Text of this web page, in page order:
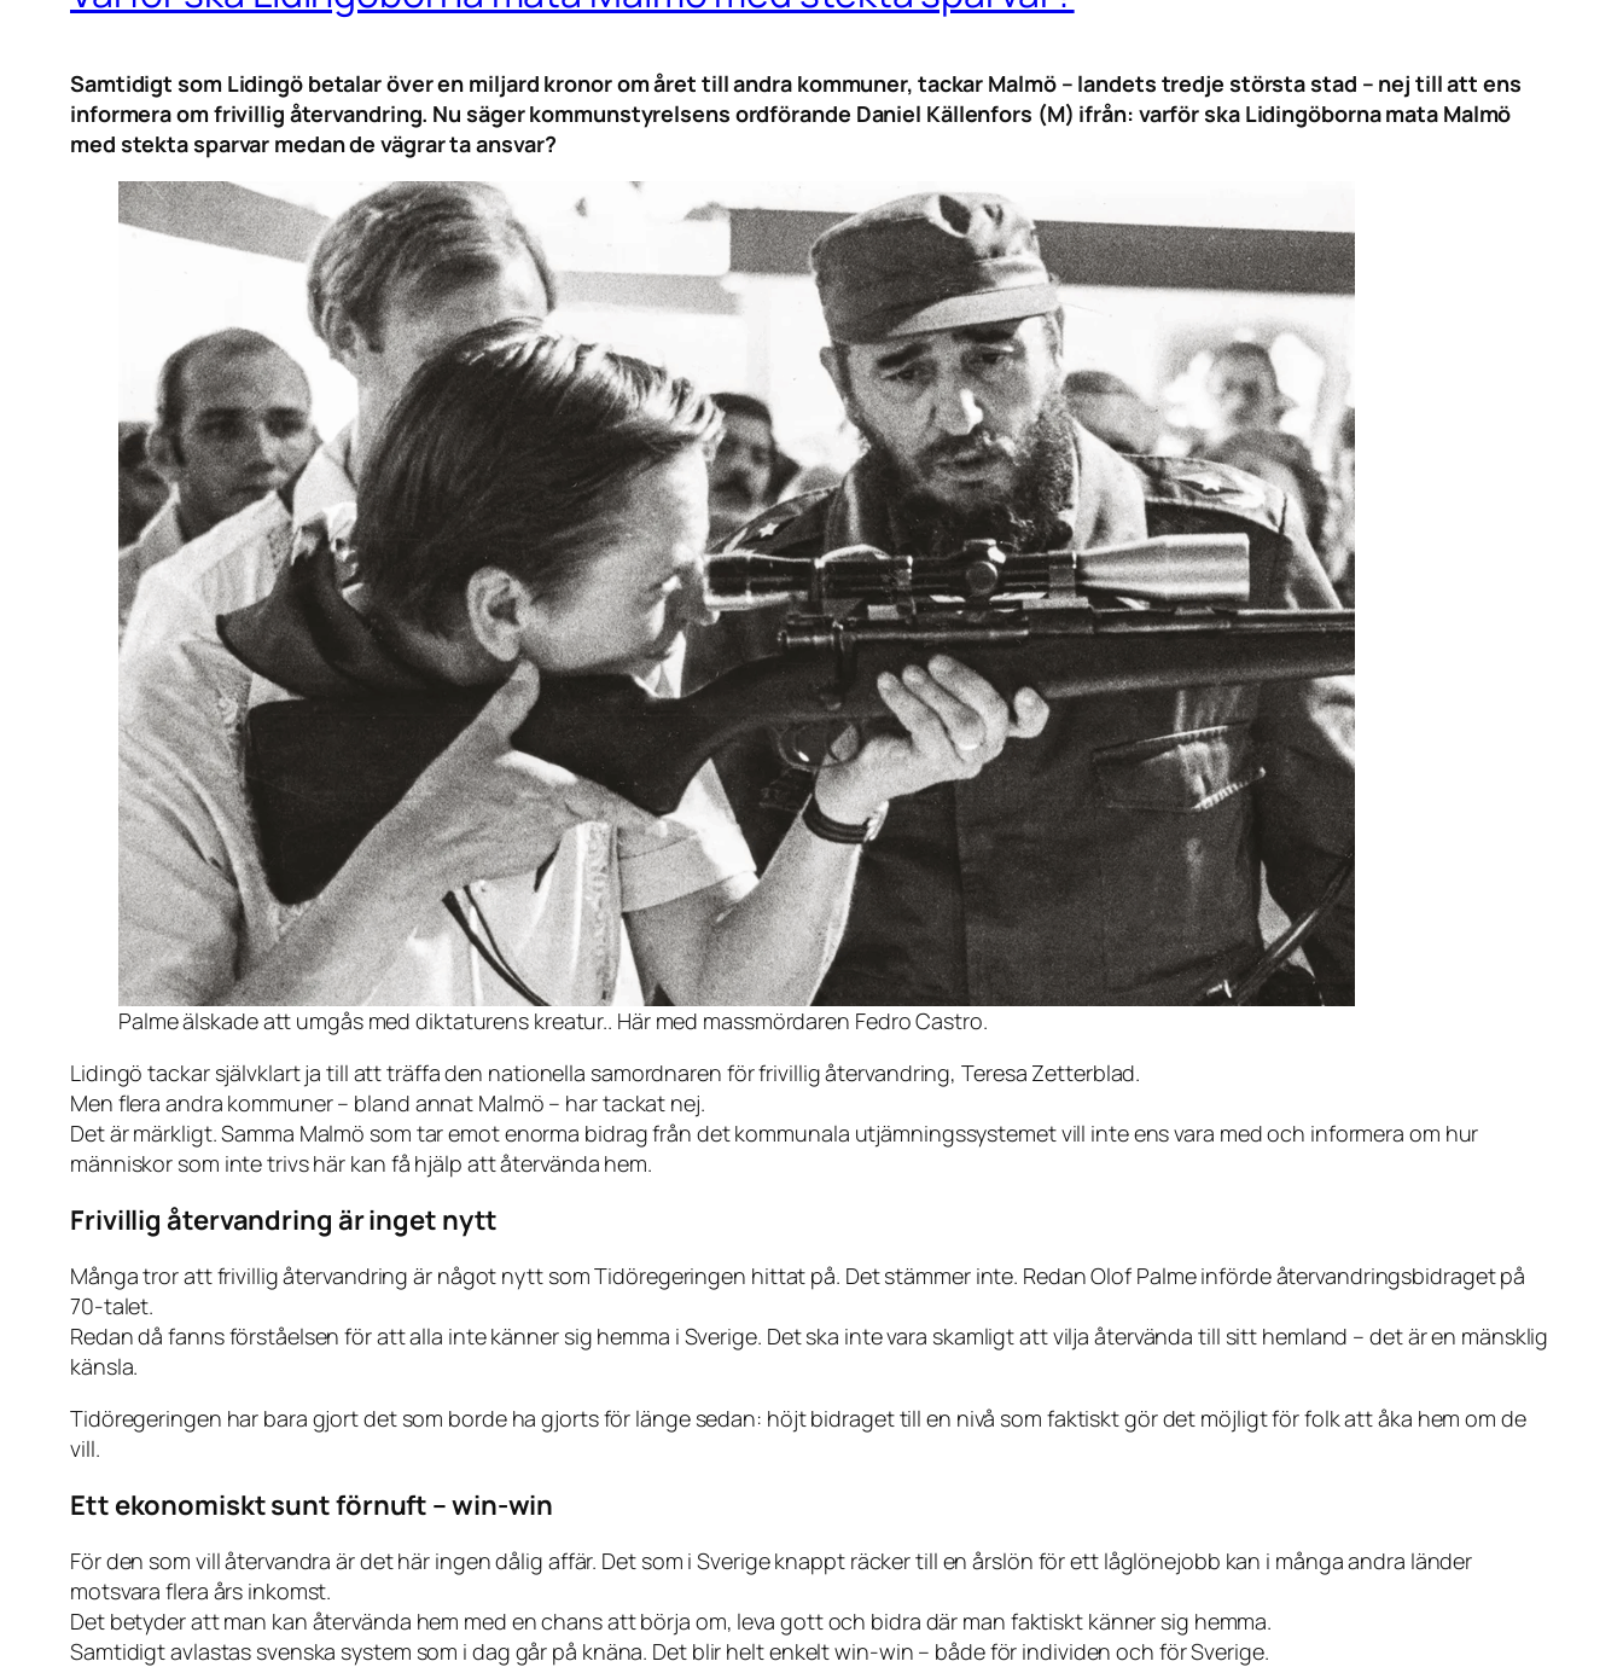
Samtidigt som Lidingö betalar över en miljard kronor om året till andra kommuner, tackar Malmö – landets tredje största stad – nej till att ens
informera om frivillig återvandring. Nu säger kommunstyrelsens ordförande Daniel Källenfors (M) ifrån: varför ska Lidingöborna mata Malmö
med stekta sparvar medan de vägrar ta ansvar?
Palme älskade att umgås med diktaturens kreatur.. Här med massmördaren Fedro Castro.
Lidingö tackar självklart ja till att träffa den nationella samordnaren för frivillig återvandring, Teresa Zetterblad.
Men flera andra kommuner – bland annat Malmö – har tackat nej.
Det är märkligt. Samma Malmö som tar emot enorma bidrag från det kommunala utjämningssystemet vill inte ens vara med och informera om hur
människor som inte trivs här kan få hjälp att återvända hem.
Frivillig återvandring är inget nytt
Många tror att frivillig återvandring är något nytt som Tidöregeringen hittat på. Det stämmer inte. Redan Olof Palme införde återvandringsbidraget på
70-talet.
Redan då fanns förståelsen för att alla inte känner sig hemma i Sverige. Det ska inte vara skamligt att vilja återvända till sitt hemland – det är en mänsklig
känsla.
Tidöregeringen har bara gjort det som borde ha gjorts för länge sedan: höjt bidraget till en nivå som faktiskt gör det möjligt för folk att åka hem om de
vill.
Ett ekonomiskt sunt förnuft – win-win
För den som vill återvandra är det här ingen dålig affär. Det som i Sverige knappt räcker till en årslön för ett låglönejobb kan i många andra länder
motsvara flera års inkomst.
Det betyder att man kan återvända hem med en chans att börja om, leva gott och bidra där man faktiskt känner sig hemma.
Samtidigt avlastas svenska system som i dag går på knäna. Det blir helt enkelt win-win – både för individen och för Sverige.